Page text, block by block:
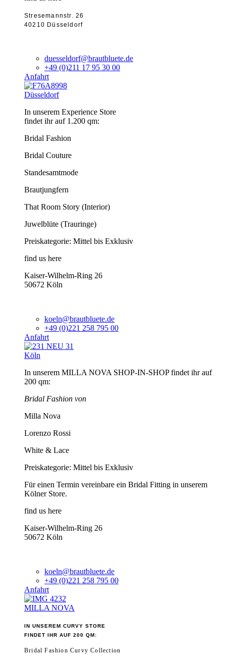
Stresemannstr. 26
40210 Düsseldorf
duesseldorf@brautbluete.de
+49 (0)211 17 95 30 00
Anfahrt
Düsseldorf
In unserem Experience Store
findet ihr auf 1.200 qm:
Bridal Fashion
Bridal Couture
Standesamtmode
Brautjungfern
That Room Story (Interior)
Juwelblüte (Trauringe)
Preiskategorie: Mittel bis Exklusiv
find us here
Kaiser-Wilhelm-Ring 26
50672 Köln
koeln@brautbluete.de
+49 (0)221 258 795 00
Anfahrt
Köln
In unserem MILLA NOVA SHOP-IN-SHOP findet ihr auf
200 qm:
Bridal Fashion von
Milla Nova
Lorenzo Rossi
White & Lace
Preiskategorie: Mittel bis Exklusiv
Für einen Termin vereinbare ein Bridal Fitting in unserem
Kölner Store.
find us here
Kaiser-Wilhelm-Ring 26
50672 Köln
koeln@brautbluete.de
+49 (0)221 258 795 00
Anfahrt
MILLA NOVA
IN UNSEREM CURVY STORE
FINDET IHR AUF 200 QM:
Bridal Fashion Curvy Collection